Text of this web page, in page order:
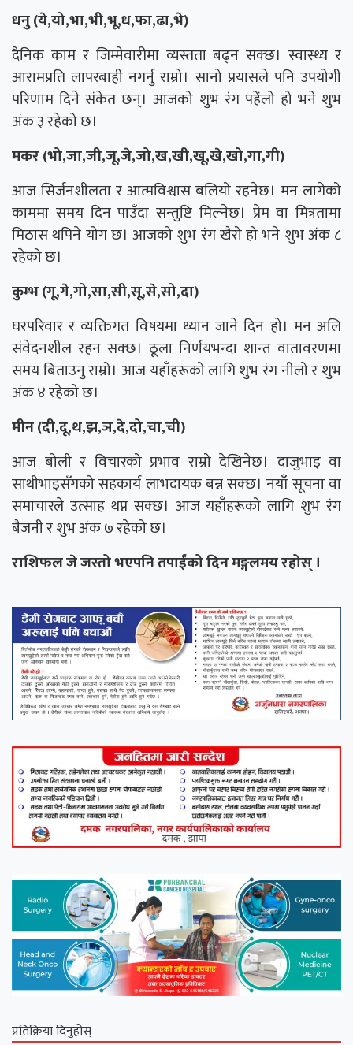
धनु (ये,यो,भा,भी,भू,ध,फा,ढा,भे)
दैनिक काम र जिम्मेवारीमा व्यस्तता बढ्न सक्छ। स्वास्थ्य र
आरामप्रति लापरबाही नगर्नु राम्रो। सानो प्रयासले पनि उपयोगी
परिणाम दिने संकेत छन्। आजको शुभ रंग पहेंलो हो भने शुभ
अंक ३ रहेको छ।
मकर (भो,जा,जी,जू,जे,जो,ख,खी,खू,खे,खो,गा,गी)
आज सिर्जनशीलता र आत्मविश्वास बलियो रहनेछ। मन लागेको
काममा समय दिन पाउँदा सन्तुष्टि मिल्नेछ। प्रेम वा मित्रतामा
मिठास थपिने योग छ। आजको शुभ रंग खैरो हो भने शुभ अंक ८
रहेको छ।
कुम्भ (गू,गे,गो,सा,सी,सू,से,सो,दा)
घरपरिवार र व्यक्तिगत विषयमा ध्यान जाने दिन हो। मन अलि
संवेदनशील रहन सक्छ। ठूला निर्णयभन्दा शान्त वातावरणमा
समय बिताउनु राम्रो। आज यहाँहरूको लागि शुभ रंग नीलो र शुभ
अंक ४ रहेको छ।
मीन (दी,दू,थ,झ,ञ,दे,दो,चा,ची)
आज बोली र विचारको प्रभाव राम्रो देखिनेछ। दाजुभाइ वा
साथीभाइसँगको सहकार्य लाभदायक बन्न सक्छ। नयाँ सूचना वा
समाचारले उत्साह थप्न सक्छ। आज यहाँहरूको लागि शुभ रंग
बैजनी र शुभ अंक ७ रहेको छ।
राशिफल जे जस्तो भएपनि तपाईंको दिन मङ्गलमय रहोस् ।
प्रतिक्रिया दिनुहोस्